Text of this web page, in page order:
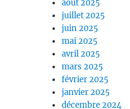
août 2025
juillet 2025
juin 2025
mai 2025
avril 2025
mars 2025
février 2025
janvier 2025
décembre 2024